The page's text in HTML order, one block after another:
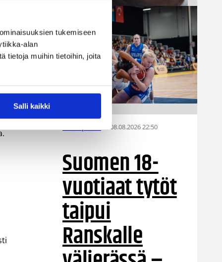
tukemiseen
alan
tietoja muihin tietoihin, joita
Salli kaikki
Vuorinen.
08.08.2026 22:50
Suomen 18-
vuotiaat tytöt
taipui
Ranskalle